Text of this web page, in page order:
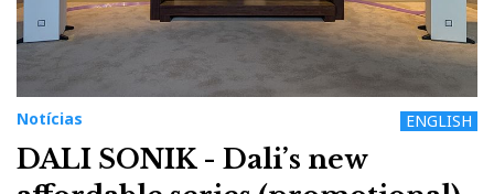
Notícias ENGLISH
DALI SONIK - Dali’s new